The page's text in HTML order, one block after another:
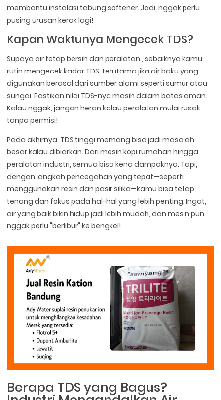
membantu instalasi tabung softener. Jadi, nggak perlu
pusing urusan kerak lagi!
Kapan Waktunya Mengecek TDS?
Supaya air tetap bersih dan peralatan , sebaiknya kamu
rutin mengecek kadar TDS, terutama jika air baku yang
digunakan berasal dari sumber alami seperti sumur atau
sungai. Pastikan nilai TDS-nya masih dalam batas aman.
Kalau nggak, jangan heran kalau peralatan mulai rusak
tanpa permisi!
Pada akhirnya, TDS tinggi memang bisa jadi masalah
besar kalau dibiarkan. Dari mesin kopi rumahan hingga
peralatan industri, semua bisa kena dampaknya. Tapi,
dengan langkah pencegahan yang tepat—seperti
menggunakan resin dan pasir silika—kamu bisa tetap
tenang dan fokus pada hal-hal yang lebih penting. Ingat,
air yang baik bikin hidup jadi lebih mudah, dan mesin pun
nggak perlu "berlibur" ke bengkel!
Berapa TDS yang Bagus?